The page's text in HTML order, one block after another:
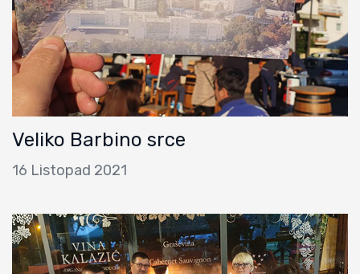
Veliko Barbino srce
16 Listopad 2021